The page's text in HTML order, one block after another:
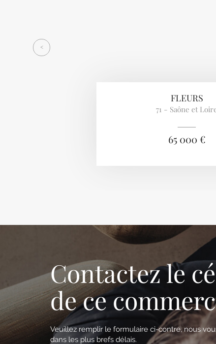
FLEURS
71 - Saône et
65 000 €
<
Contactez le
de ce
Veuillez remplir le formulaire ci-contre, nous
dans les plus brefs délais.